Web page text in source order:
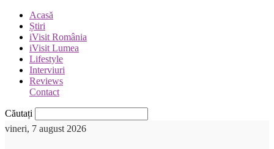
Acasă
Știri
iVisit România
iVisit Lumea
Lifestyle
Interviuri
Reviews
Contact
Căutați
vineri, 7 august 2026